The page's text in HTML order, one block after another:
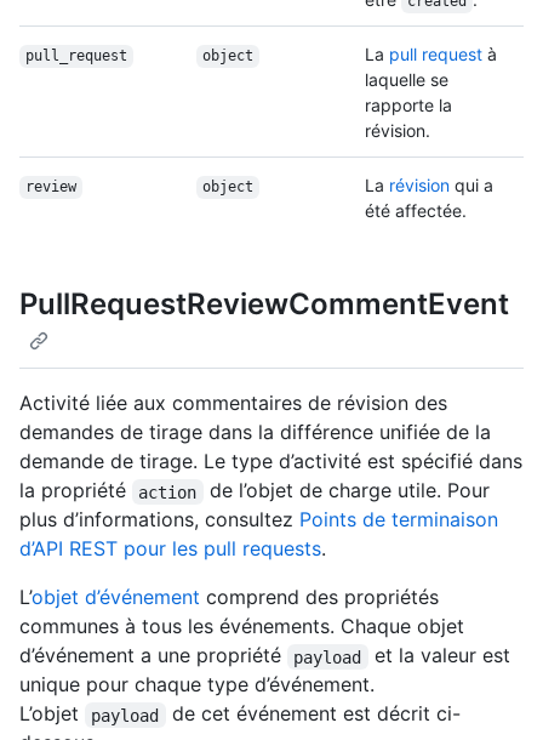
pull_request object La pull request à
laquelle se
rapporte la
révision.
review object La révision qui a
été affectée.
PullRequestReviewCommentEvent
Activité liée aux commentaires de révision des
demandes de tirage dans la différence unifiée de la
demande de tirage. Le type d’activité est spécifié dans
la propriété
action
de l’objet de charge utile. Pour
plus d’informations, consultez Points de terminaison
d’API REST pour les pull requests.
L’objet d’événement comprend des propriétés
communes à tous les événements. Chaque objet
d’événement a une propriété
payload
et la valeur est
unique pour chaque type d’événement.
L’objet
payload
de cet événement est décrit ci-